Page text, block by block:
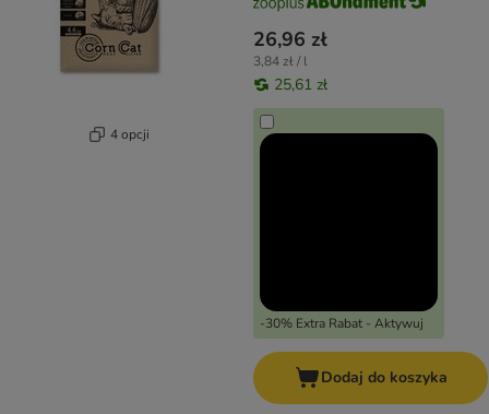
4 opcji
26,96 zł
3,84 zł / l
25,61 zł
-30% Extra Rabat - Aktywuj
Dodaj do koszyka